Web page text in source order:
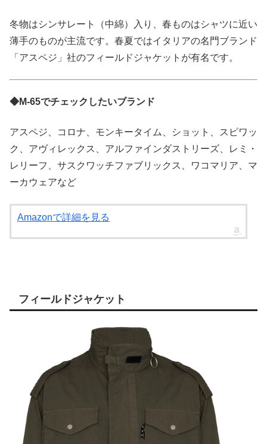
冬物はシンサレート（中綿）入り、春ものはシャツに近い
薄手のものが主流です。春夏ではイタリアの名門ブランド
「アスペジ」社のフィールドジャケットが有名です。
◆M-65でチェックしたいブランド
アスペジ、コロナ、モンキータイム、ショット、スピワッ
ク、アヴィレックス、アルファインダストリーズ、レミ・
レリーフ、サスクワッチファブリックス、ワコマリア、マ
ーカウェアなど
Amazonで詳細を見る
フィールドジャケット